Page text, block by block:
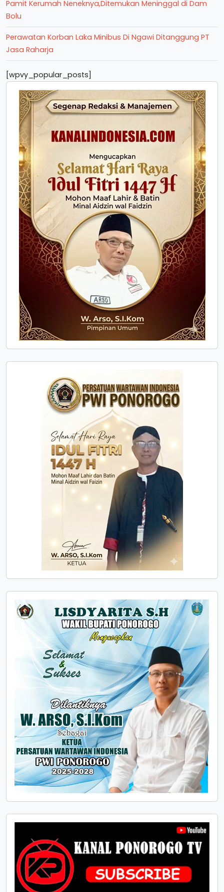
Pamit Kerumah Neneknya,Ditemukan Meninggal di Dam
Bolu
Perawatan Korban Laka Minibus Di Ngawi Ditanggung PT
Jasa Raharja
[wpvy_popular_posts]